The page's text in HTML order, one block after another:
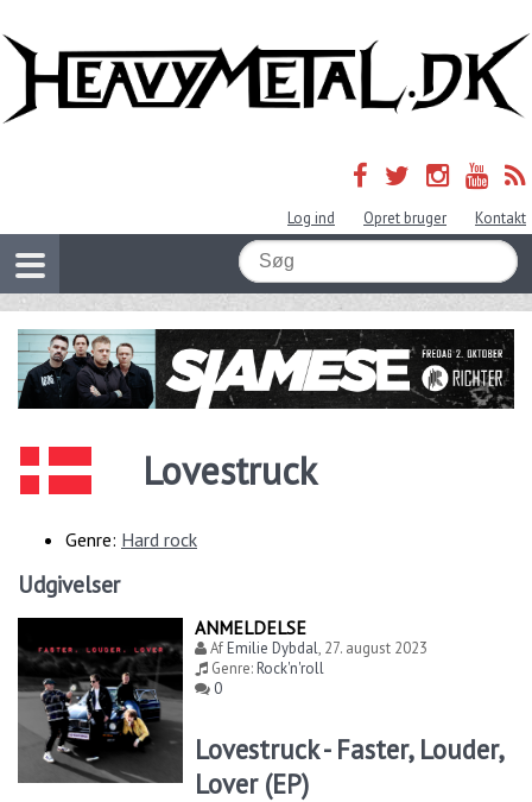
Log ind Opret bruger Kontakt
Lovestruck
Genre: Hard rock
Udgivelser
ANMELDELSE
AfEmilie Dybdal, 27. august 2023
Genre:Rock'n'roll
0
Lovestruck - Faster, Louder,
Lover (EP)